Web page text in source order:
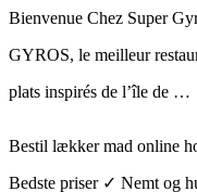
Bienvenue Chez Super
GYROS, le meilleur
plats inspirés de l’île de …
Bestil lækker mad online
Bedste priser ✓ Nemt og